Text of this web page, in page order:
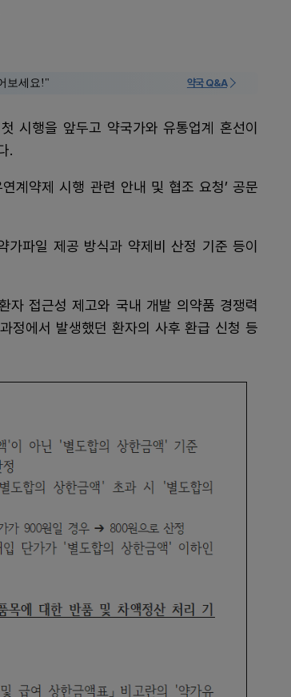
보세요!" 약국 Q&A
시행을 앞두고 약국가와 유통업계 혼선이
.
계약제 시행 관련 안내 및 협조 요청’ 공문
파일 제공 방식과 약제비 산정 기준 등이
자 접근성 제고와 국내 개발 의약품 경쟁력
정에서 발생했던 환자의 사후 환급 신청 등